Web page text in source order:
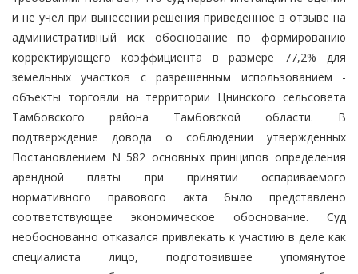
и не учел при вынесении решения приведенное в отзыве на
административный иск обоснование по формированию
корректирующего коэффициента в размере 77,2% для
земельных участков с разрешенным использованием -
объекты торговли на территории Цнинского сельсовета
Тамбовского района Тамбовской области. В
подтверждение довода о соблюдении утвержденных
Постановлением N 582 основных принципов определения
арендной платы при принятии оспариваемого
нормативного правового акта было представлено
соответствующее экономическое обоснование. Суд
необоснованно отказался привлекать к участию в деле как
специалиста лицо, подготовившее упомянутое